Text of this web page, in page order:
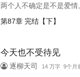
两个人不确定是不是爱
父母厚望中长大的标准
第87章 完结【下】
今天也不受待见
逐柳天司 14 万字 9个月